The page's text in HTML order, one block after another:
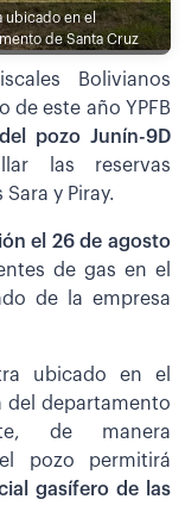
ubicado en el
de Santa Cruz
Bolivianos
de este año YPFB
pozo Junín-9D
las reservas
y Piray.
el 26 de agosto
de gas en el
de la empresa
ubicado en el
del departamento
de manera
pozo permitirá
gasífero de las